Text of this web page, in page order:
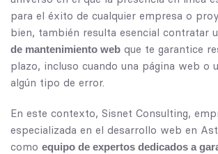
para el éxito de cualquier empresa o
bien, también resulta esencial contratar
de mantenimiento web que te garantice
plazo, incluso cuando una página web o
algún tipo de error.
En este contexto, Sisnet Consulting,
especializada en el desarrollo web en
como equipo de expertos dedicados a